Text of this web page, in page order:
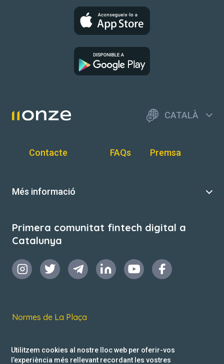
CATALÀ
Contacte FAQs Premsa
Més informació
Primera comunitat fintech digital a
Catalunya
Normes de La Plaça
Política de privacitat
Utilitzem cookies al nostre lloc web per oferir-vos
l’experiència més rellevant recordant les vostres